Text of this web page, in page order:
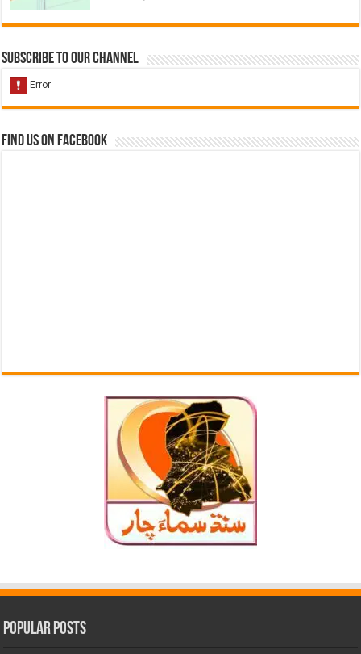
Subscribe to our Channel
Find us on Facebook
Popular Posts